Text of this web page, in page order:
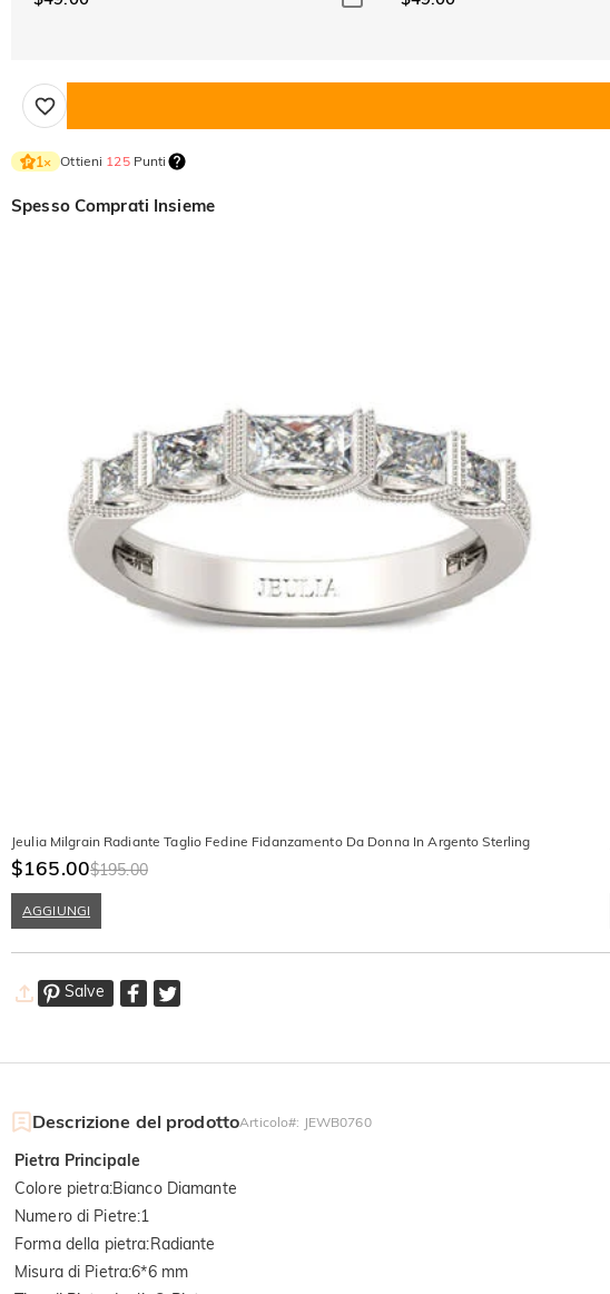
1× Ottieni 125Punti
Spesso Comprati Insieme
Jeulia Milgrain Radiante Taglio Fedine Fidanzamento Da Donna In Argento Sterling
$165.00$195.00
AGGIUNGI
Salve
Descrizione del prodottoArticolo#: JEWB0760
Pietra Principale
Colore pietra:Bianco Diamante
Numero di Pietre:1
Forma della pietra:Radiante
Misura di Pietra:6*6 mm